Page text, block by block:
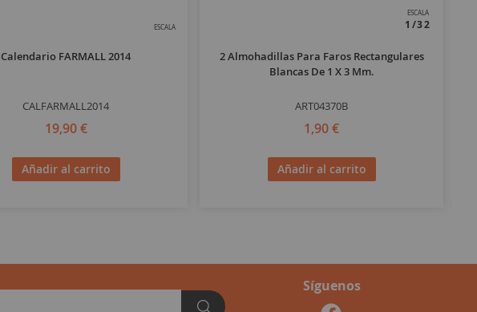
ESCALA
Calendario FARMALL 2014
CALFARMALL2014
19,90 €
Añadir al carrito
ESCALA
1/32
2 Almohadillas Para Faros Rectangulares
Blancas De 1 X 3 Mm.
ART04370B
1,90 €
Añadir al carrito
Síguenos